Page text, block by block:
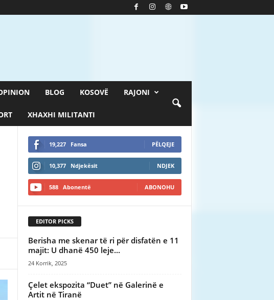
BLOG KOSOVË RAJONI
XHAXHI MILITANTI
19,227 Fansa PËLQEJE
10,377 Ndjekësit NDJEK
588 Abonentë ABONOHU
EDITOR PICKS
Berisha me skenar të ri për disfatën e 11
majit: U dhanë 450 leje...
24 Korrik, 2025
Çelet ekspozita “Duet” në Galerinë e
Artit në Tiranë